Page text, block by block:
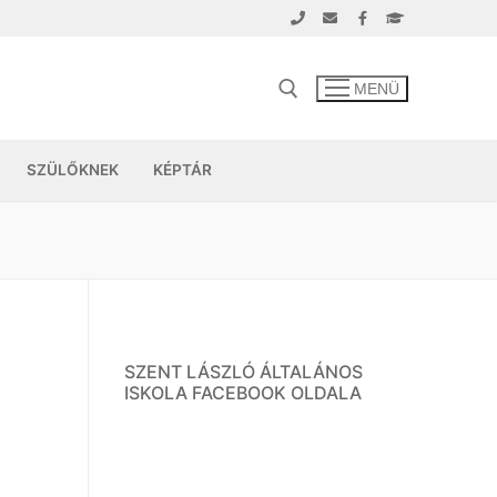
MENÜ
SZÜLŐKNEK KÉPTÁR
SZENT LÁSZLÓ ÁLTALÁNOS
ISKOLA FACEBOOK OLDALA